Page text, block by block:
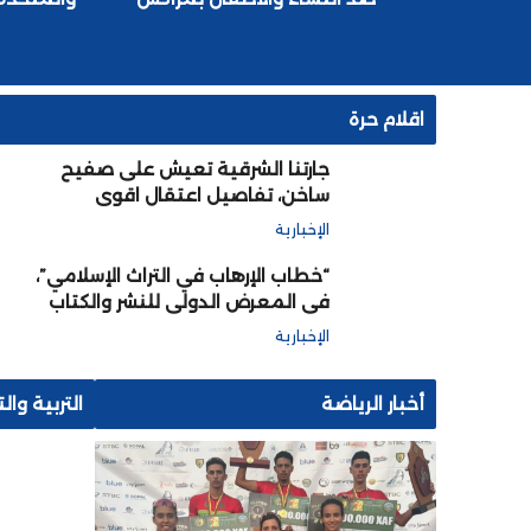
اقلام حرة
جارتنا الشرقية تعيش على صفيح
ساخن، تفاصيل اعتقال اقوى
الجنرالات و تصفية آخرين لضمان
بقاء تبون حاكما ابديا
الإخبارية
“خطاب الإرهاب في التراث الإسلامي”،
في المعرض الدولي للنشر والكتاب
بالرباط
الإخبارية
أخبار الرياضة التربية